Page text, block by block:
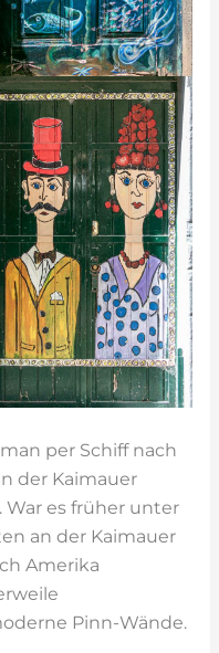
per Schiff nach
der Kaimauer
War es früher unter
an der Kaimauer
Amerika
Pinn-Wände.